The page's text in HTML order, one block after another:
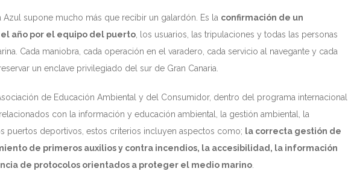
Azul supone mucho más que recibir un galardón. Es la confirmación de un
año por el equipo del puerto, los usuarios, las tripulaciones y todas las personas
Cada maniobra, cada operación en el varadero, cada servicio al navegante y cada
un enclave privilegiado del sur de Gran Canaria.
de Educación Ambiental y del Consumidor, dentro del programa internacional
con la información y educación ambiental, la gestión ambiental, la
puertos deportivos, estos criterios incluyen aspectos como; la correcta gestión de
de primeros auxilios y contra incendios, la accesibilidad, la información
de protocolos orientados a proteger el medio marino.